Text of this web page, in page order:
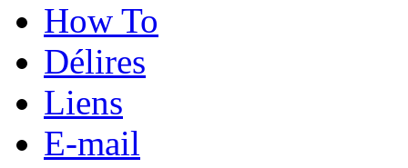
How To
Délires
Liens
E-mail